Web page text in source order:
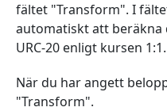
fältet "Transform". I
automatiskt att beräkna
URC-20 enligt kursen 1:1.
När du har angett
"Transform".